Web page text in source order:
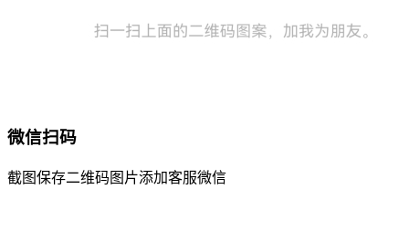
微信扫码
截图保存二维码图片添加客服微信